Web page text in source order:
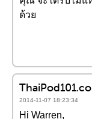
ด้วย
2014-11-07 18:23:34
Hi Warren,